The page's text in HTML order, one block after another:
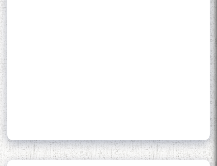
АКАДЕМИЯИ МИЛЛИИ
ИЛМҲОИ ТОҶИКИСТОН